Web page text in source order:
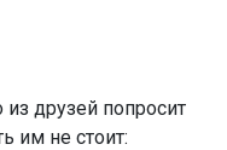
друзей попросит
им не стоит: